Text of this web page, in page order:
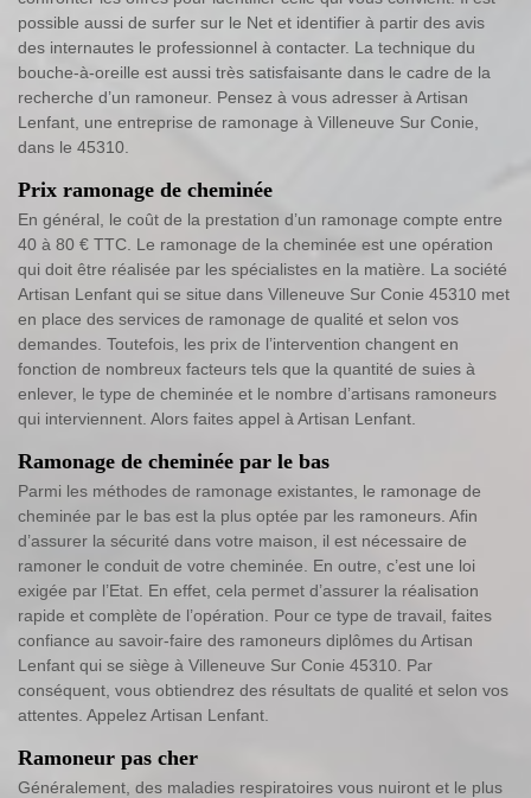
possible aussi de surfer sur le Net et identifier à partir des avis
des internautes le professionnel à contacter. La technique du
bouche-à-oreille est aussi très satisfaisante dans le cadre de la
recherche d’un ramoneur. Pensez à vous adresser à Artisan
Lenfant, une entreprise de ramonage à Villeneuve Sur Conie,
dans le 45310.
Prix ramonage de cheminée
En général, le coût de la prestation d’un ramonage compte entre
40 à 80 € TTC. Le ramonage de la cheminée est une opération
qui doit être réalisée par les spécialistes en la matière. La société
Artisan Lenfant qui se situe dans Villeneuve Sur Conie 45310 met
en place des services de ramonage de qualité et selon vos
demandes. Toutefois, les prix de l’intervention changent en
fonction de nombreux facteurs tels que la quantité de suies à
enlever, le type de cheminée et le nombre d’artisans ramoneurs
qui interviennent. Alors faites appel à Artisan Lenfant.
Ramonage de cheminée par le bas
Parmi les méthodes de ramonage existantes, le ramonage de
cheminée par le bas est la plus optée par les ramoneurs. Afin
d’assurer la sécurité dans votre maison, il est nécessaire de
ramoner le conduit de votre cheminée. En outre, c’est une loi
exigée par l’Etat. En effet, cela permet d’assurer la réalisation
rapide et complète de l’opération. Pour ce type de travail, faites
confiance au savoir-faire des ramoneurs diplômes du Artisan
Lenfant qui se siège à Villeneuve Sur Conie 45310. Par
conséquent, vous obtiendrez des résultats de qualité et selon vos
attentes. Appelez Artisan Lenfant.
Ramoneur pas cher
Généralement, des maladies respiratoires vous nuiront et le plus